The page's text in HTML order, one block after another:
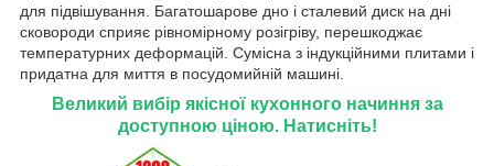
для підвішування. Багатошарове дно і сталевий диск на дні
сковороди сприяє рівномірному розігріву, перешкоджає
температурних деформацій. Сумісна з індукційними плитами і
придатна для миття в посудомийній машині.
Великий вибір якісної кухонного начиння за
доступною ціною. Натисніть!